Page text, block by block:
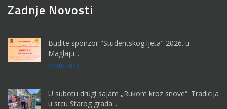
Zadnje Novosti
Budite sponzor "Studentskog ljeta" 2026. u
Maglaju...
07.08.2026
U subotu drugi sajam „Rukom kroz snove“: Tradicija
u srcu Starog grada...